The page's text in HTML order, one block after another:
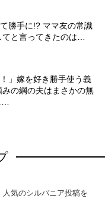
勝手に!? ママ友の常識
と言ってきたのは…
」嫁を好き勝手使う義
の綱の夫はまさかの無
人気のシルバニア投稿を